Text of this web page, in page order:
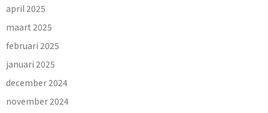
april 2025
maart 2025
februari 2025
januari 2025
december 2024
november 2024